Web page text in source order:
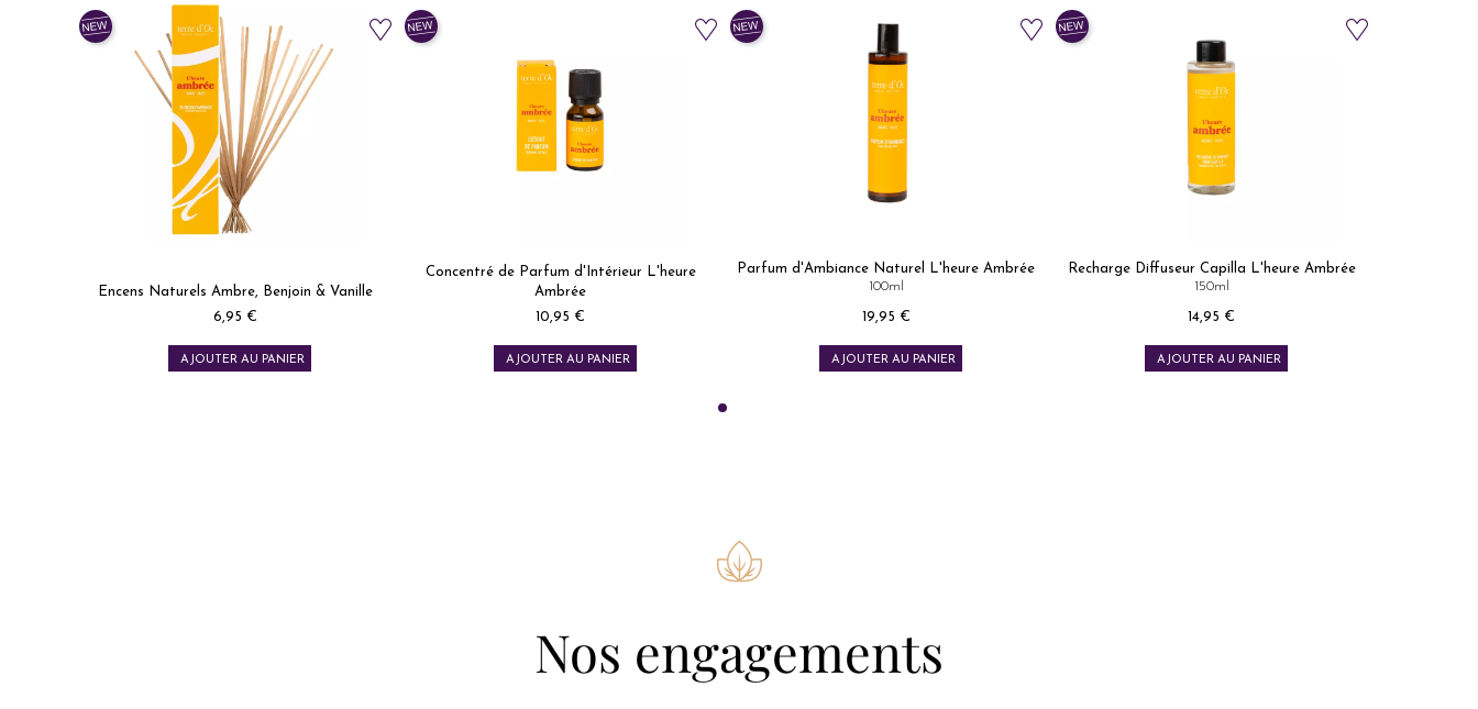
Encens Naturels Ambre, Benjoin & Vanille
Prix
6,95 €
AJOUTER AU PANIER
Concentré de Parfum d'Intérieur L'heure
Ambrée
Prix
10,95 €
AJOUTER AU PANIER
Parfum d'Ambiance Naturel L'heure Ambrée
100ml
Prix
19,95 €
AJOUTER AU PANIER
Recharge Diffuseur Capilla L'heure Ambrée
150ml
Prix
14,95 €
AJOUTER AU PANIER
Nos engagements